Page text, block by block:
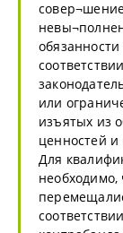
или
изъятых из
ценностей и
Для